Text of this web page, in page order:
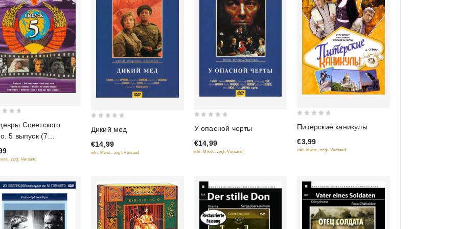
Советского
5 выпуск (7
в 1 диске)
zzgl. Versand
out
of
5
Дикий мед
€14,99
inkl. Mwst., zzgl. Versand
of
5
У опасной черты
€14,99
inkl. Mwst., zzgl. Versand
of
5
Питерские каникулы
€3,99
inkl. Mwst., zzgl. Versand